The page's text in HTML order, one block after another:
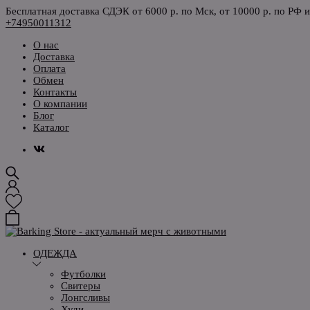
Бесплатная доставка СДЭК от 6000 р. по Мск, от 10000 р. по РФ
+74950011312
О нас
Доставка
Оплата
Обмен
Контакты
О компании
Блог
Каталог
ОДЕЖДА
Футболки
Свитеры
Лонгсливы